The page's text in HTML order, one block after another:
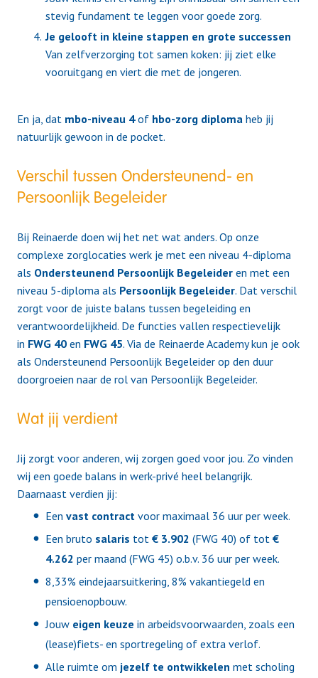
stevig fundament te leggen voor goede zorg.
Je gelooft in kleine stappen en grote successen
Van zelfverzorging tot samen koken: jij ziet elke
vooruitgang en viert die met de jongeren.
En ja, dat mbo-niveau 4of hbo-zorg diploma heb jij
natuurlijk gewoon in de pocket.
Verschil tussen Ondersteunend- en
Persoonlijk Begeleider
Bij Reinaerde doen wij het net wat anders. Op onze
complexe zorglocaties werk je met een niveau 4-diploma
als Ondersteunend Persoonlijk Begeleider en met een
niveau 5-diploma als Persoonlijk Begeleider. Dat verschil
zorgt voor de juiste balans tussen begeleiding en
verantwoordelijkheid. De functies vallen respectievelijk
in FWG 40 en FWG 45. Via de Reinaerde Academy kun je ook
als Ondersteunend Persoonlijk Begeleider op den duur
doorgroeien naar de rol van Persoonlijk Begeleider.
Wat jij verdient
Jij zorgt voor anderen, wij zorgen goed voor jou. Zo vinden
wij een goede balans in werk-privé heel belangrijk.
Daarnaast verdien jij:
Een vast contract voor maximaal 36 uur per week.
Een bruto salaris tot € 3.902 (FWG 40) of tot €
4.262 per maand (FWG 45) o.b.v. 36 uur per week.
8,33% eindejaarsuitkering, 8% vakantiegeld en
pensioenopbouw.
Jouw eigen keuze in arbeidsvoorwaarden, zoals een
(lease)fiets- en sportregeling of extra verlof.
Alle ruimte om jezelf te ontwikkelen met scholing